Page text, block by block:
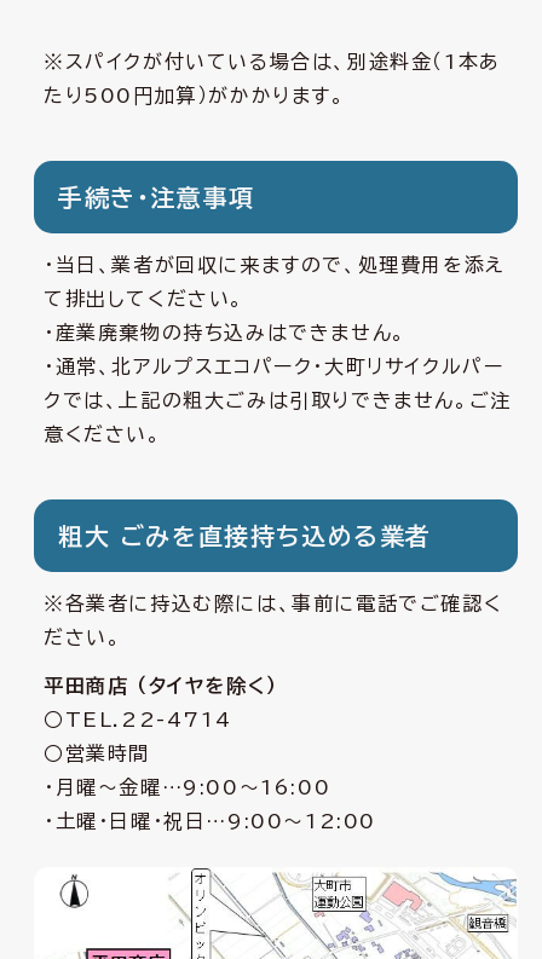
※スパイクが付いている場合は、別途料金（1本あ
たり500円加算）がかかります。
手続き・注意事項
・当日、業者が回収に来ますので、処理費用を添え
て排出してください。
・産業廃棄物の持ち込みはできません。
・通常、北アルプスエコパーク・大町リサイクルパー
クでは、上記の粗大ごみは引取りできません。ご注
意ください。
粗大 ごみを直接持ち込める業者
※各業者に持込む際には、事前に電話でご確認く
ださい。
平田商店 （タイヤを除く）
○TEL.22-4714
○営業時間
・月曜〜金曜…9:00〜16:00
・土曜・日曜・祝日…9:00〜12:00